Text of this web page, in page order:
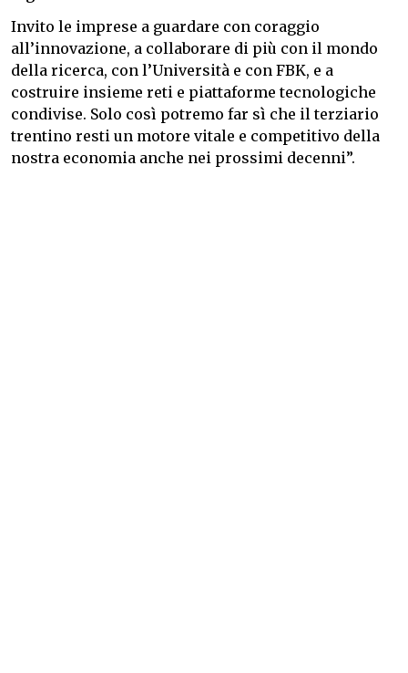
Invito le imprese a guardare con coraggio
all’innovazione, a collaborare di più con il mondo
della ricerca, con l’Università e con FBK, e a
costruire insieme reti e piattaforme tecnologiche
condivise. Solo così potremo far sì che il terziario
trentino resti un motore vitale e competitivo della
nostra economia anche nei prossimi decenni”.